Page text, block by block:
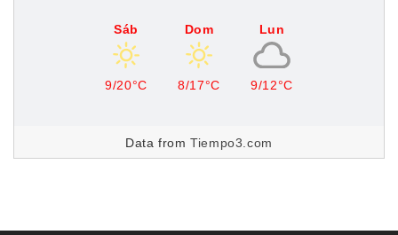
Sáb
9/20°C
Dom
8/17°C
Lun
9/12°C
Data fromTiempo3.com